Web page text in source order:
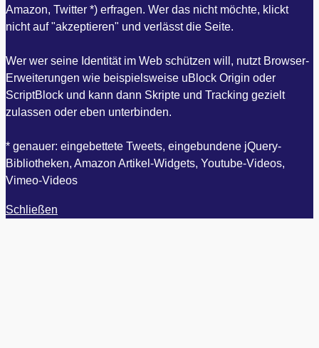
Amazon, Twitter *) erfragen. Wer das nicht möchte, klickt
nicht auf "akzeptieren" und verlässt die Seite.
Wer wer seine Identität im Web schützen will, nutzt Browser-
Erweiterungen wie beispielsweise uBlock Origin oder
ScriptBlock und kann dann Skripte und Tracking gezielt
zulassen oder eben unterbinden.
* genauer: eingebettete Tweets, eingebundene jQuery-
Bibliotheken, Amazon Artikel-Widgets, Youtube-Videos,
Vimeo-Videos
Schließen